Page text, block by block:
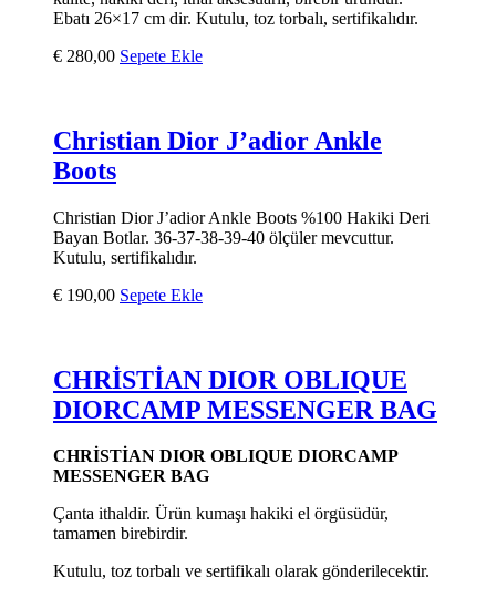
Ebatı 26×17 cm dir. Kutulu, toz torbalı, sertifikalıdır.
€ 280,00 Sepete Ekle
Christian Dior J’adior Ankle
Boots
Christian Dior J’adior Ankle Boots %100 Hakiki Deri
Bayan Botlar. 36-37-38-39-40 ölçüler mevcuttur.
Kutulu, sertifikalıdır.
€ 190,00 Sepete Ekle
CHRİSTİAN DIOR OBLIQUE
DIORCAMP MESSENGER BAG
CHRİSTİAN DIOR OBLIQUE DIORCAMP
MESSENGER BAG
Çanta ithaldir. Ürün kumaşı hakiki el örgüsüdür,
tamamen birebirdir.
Kutulu, toz torbalı ve sertifikalı olarak gönderilecektir.